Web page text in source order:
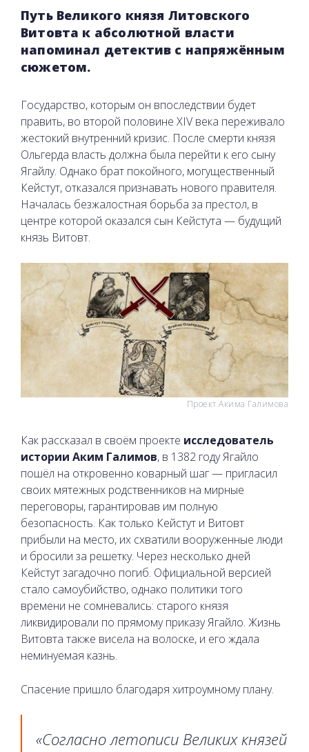
Путь Великого князя Литовского
Витовта к абсолютной власти
напоминал детектив с напряжённым
сюжетом.
Государство, которым он впоследствии будет
править, во второй половине XIV века переживало
жестокий внутренний кризис. После смерти князя
Ольгерда власть должна была перейти к его сыну
Ягайлу. Однако брат покойного, могущественный
Кейстут, отказался признавать нового правителя.
Началась безжалостная борьба за престол, в
центре которой оказался сын Кейстута — будущий
князь Витовт.
Проект Акима Галимова
Как рассказал в своём проекте исследователь
истории Аким Галимов, в 1382 году Ягайло
пошёл на откровенно коварный шаг — пригласил
своих мятежных родственников на мирные
переговоры, гарантировав им полную
безопасность. Как только Кейстут и Витовт
прибыли на место, их схватили вооруженные люди
и бросили за решетку. Через несколько дней
Кейстут загадочно погиб. Официальной версией
стало самоубийство, однако политики того
времени не сомневались: старого князя
ликвидировали по прямому приказу Ягайло. Жизнь
Витовта также висела на волоске, и его ждала
неминуемая казнь.
Спасение пришло благодаря хитроумному плану.
«Согласно летописи Великих князей